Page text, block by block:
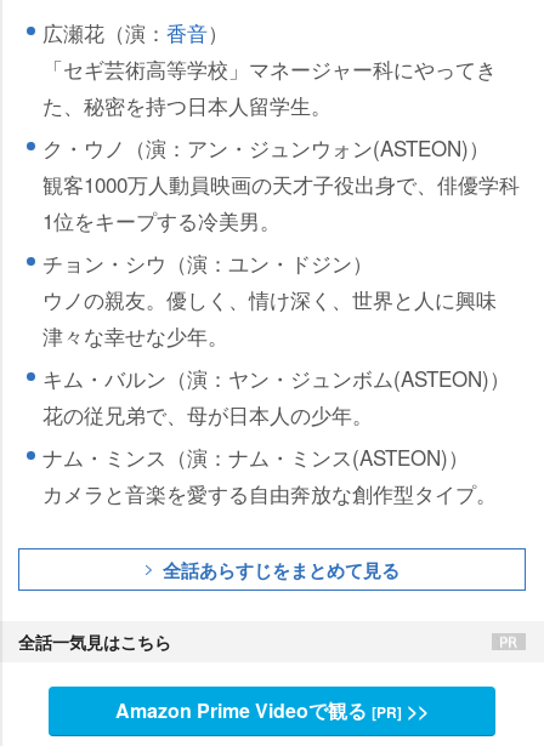
広瀬花（演： 香音）
「セギ芸術高等学校」マネージャー科にやってき
た、秘密を持つ日本人留学生。
ク・ウノ（演：アン・ジュンウォン(ASTEON)）
観客1000万人動員映画の天才子役出身で、俳優学科
1位をキープする冷美男。
チョン・シウ（演：ユン・ドジン）
ウノの親友。優しく、情け深く、世界と人に興味
津々な幸せな少年。
キム・バルン（演：ヤン・ジュンボム(ASTEON)）
花の従兄弟で、母が日本人の少年。
ナム・ミンス（演：ナム・ミンス(ASTEON)）
カメラと音楽を愛する自由奔放な創作型タイプ。
全話あらすじをまとめて見る
全話一気見はこちら
Amazon Prime Videoで観る [PR] >>